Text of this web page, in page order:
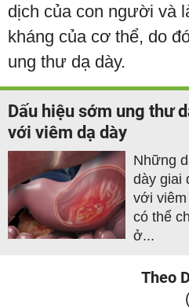
dịch của con người và
kháng của cơ thể, do
ung thư dạ dày.
Dấu hiệu sớm ung thư
với viêm dạ dày
Những
dày giai
với
có thể
ở...
Theo